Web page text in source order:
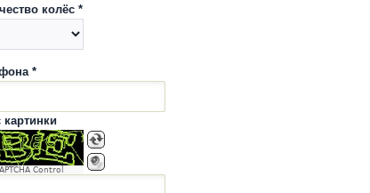
колёс *
*
картинки
Control